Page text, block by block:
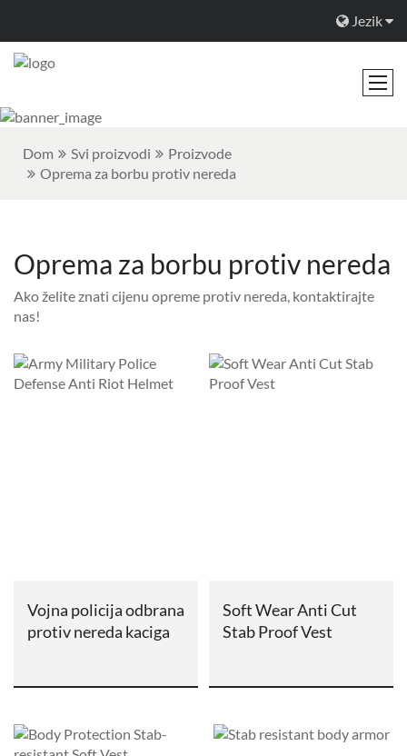
Jezik
Dom Svi proizvodi
Proizvode
Oprema za borbu protiv nereda
Oprema za borbu protiv nereda
Ako želite znati cijenu opreme protiv nereda, kontaktirajte
nas!
Vojna policija odbrana
protiv nereda kaciga
Soft Wear Anti Cut
Stab Proof Vest